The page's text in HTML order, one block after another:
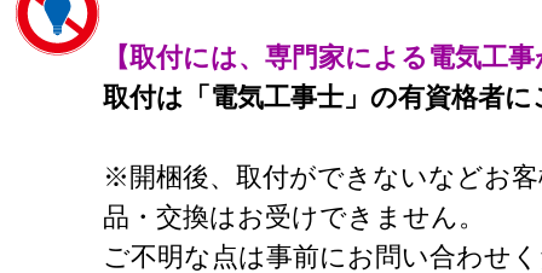
【取付には、専門家による電気工
取付は「電気工事士」の有資格者
※開梱後、取付ができないなどお
品・交換はお受けできません。
ご不明な点は事前にお問い合わせ